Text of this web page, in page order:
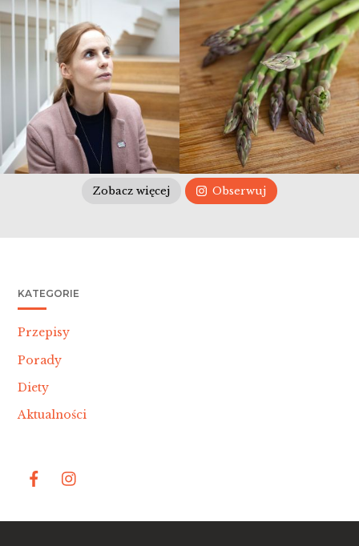
Zobacz więcej Obserwuj
KATEGORIE
Przepisy
Porady
Diety
Aktualności